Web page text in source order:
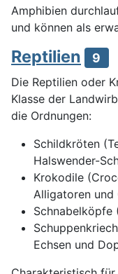
Amphibien
und können als
Reptilien 9
Die Reptilien oder
Klasse der
die Ordnungen:
Schildkröten
Halswender-
Krokodile
Alligatoren und
Schnabelköpfe
Echsen und